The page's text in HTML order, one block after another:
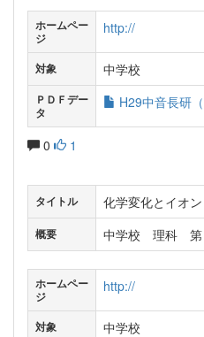
ホームペー
ジ
http://
対象 中学校
ＰＤＦデー
タ
H29中音長研
0 1
タイトル 化学変化とイオン
概要 中学校 理科 第
ホームペー
ジ
http://
対象 中学校